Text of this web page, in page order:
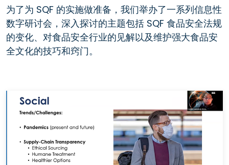
为了为 SQF 的实施做准备，我们举办了一系列信息性
数字研讨会，深入探讨的主题包括 SQF 食品安全法规
的变化、对食品安全行业的见解以及维护强大食品安
全文化的技巧和窍门。